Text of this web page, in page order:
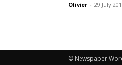
Olivier - 29 July
© Newspaper